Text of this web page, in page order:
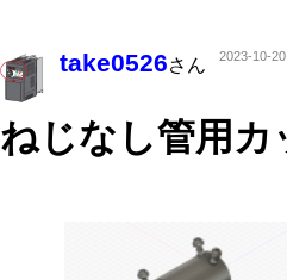
take0526さん 2023-10-
ねじなし管用カ